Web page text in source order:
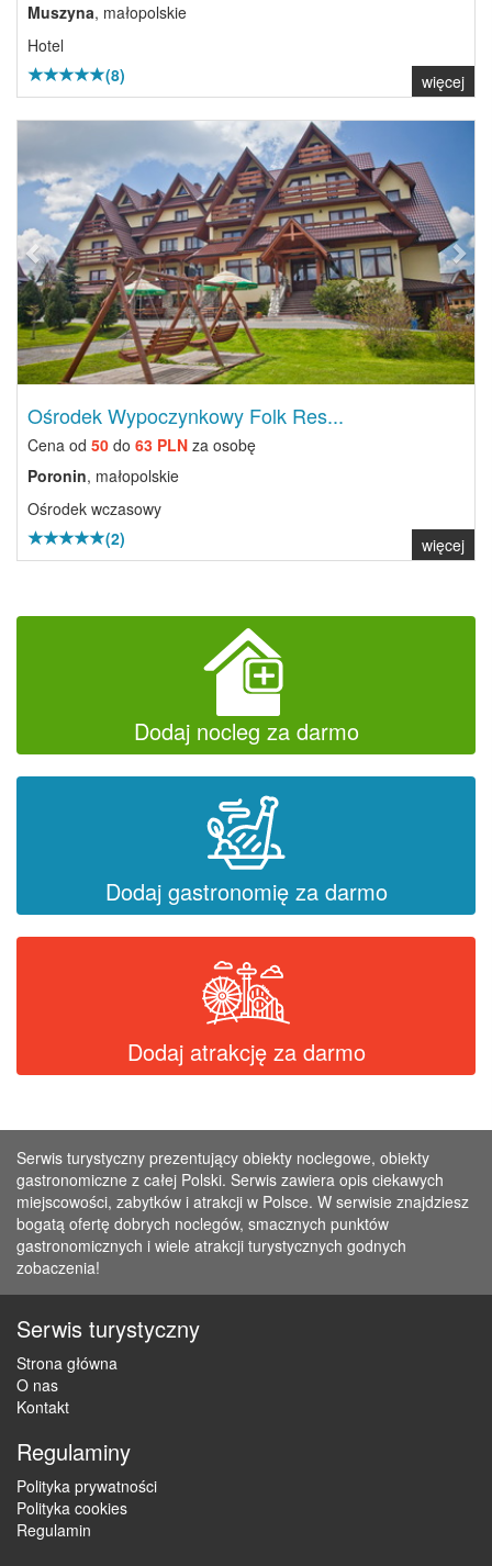
Muszyna, małopolskie
Hotel
(8)
więcej
Ośrodek Wypoczynkowy Folk Res...
Cena od 50 do 63 PLN za osobę
Poronin, małopolskie
Ośrodek wczasowy
(2)
więcej
Dodaj nocleg za darmo
Dodaj gastronomię za darmo
Dodaj atrakcję za darmo
Serwis turystyczny prezentujący obiekty noclegowe, obiekty
gastronomiczne z całej Polski. Serwis zawiera opis ciekawych
miejscowości, zabytków i atrakcji w Polsce. W serwisie znajdziesz
bogatą ofertę dobrych noclegów, smacznych punktów
gastronomicznych i wiele atrakcji turystycznych godnych
zobaczenia!
Serwis turystyczny
Strona główna
O nas
Kontakt
Regulaminy
Polityka prywatności
Polityka cookies
Regulamin